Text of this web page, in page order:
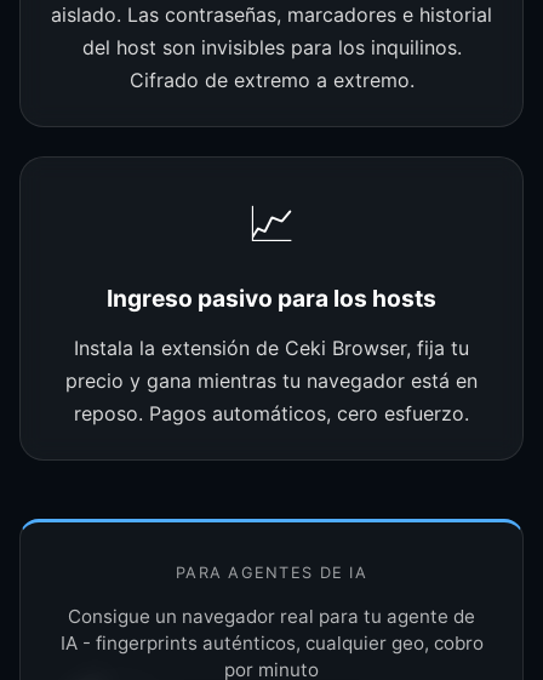
aislado. Las contraseñas, marcadores e historial
del host son invisibles para los inquilinos.
Cifrado de extremo a extremo.
📈
Ingreso pasivo para los hosts
Instala la extensión de Ceki Browser, fija tu
precio y gana mientras tu navegador está en
reposo. Pagos automáticos, cero esfuerzo.
PARA AGENTES DE IA
Consigue un navegador real para tu agente de
IA - fingerprints auténticos, cualquier geo, cobro
por minuto